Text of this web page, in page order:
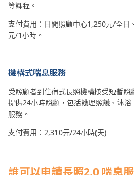
等課程。
支付費用：日間照顧中心1,250元/全日
元/1小時。
機構式喘息服務
受照顧者到住宿式長照機構接受短暫照
提供24小時照顧，包括護理照護、沐
服務。
支付費用：2,310元/24小時(天)
誰可以申請長照2.0 喘息